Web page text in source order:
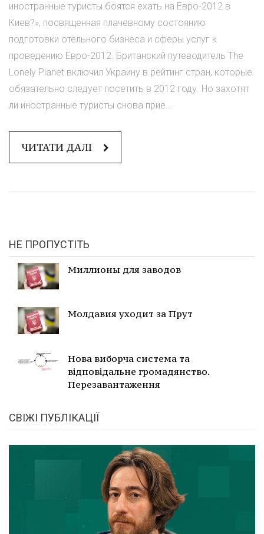
иностранные туристы боятся ехать на Евро-2012 в
Киев?», посвященная плачевному состоянию
подготовки отельного бизнеса и сферы услуг к
проведению Евро-2012. Британский путеводитель The
Lonely Planet включил Украину в рейтинг стран, которые
обязательно следует посетить в 2012 году. Но захотят
ли иностранные туристы снова прие...
ЧИТАТИ ДАЛІ
НЕ ПРОПУСТІТЬ
Миллионы для заводов
Молдавия уходит за Прут
Нова виборча система та
відповідальне громадянство.
Перезавантаження
СВІЖІ ПУБЛІКАЦІЇ